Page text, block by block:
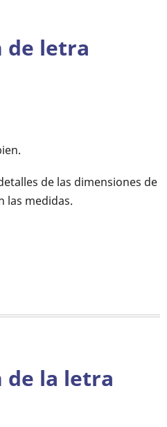
de letra
de las dimensiones de
las medidas.
de la letra